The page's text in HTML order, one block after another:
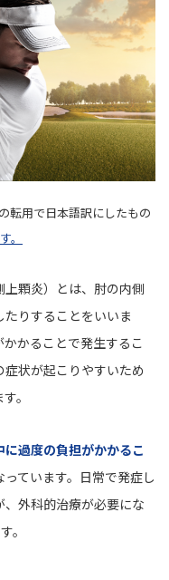
転用で日本語訳にしたもの
。
顆炎）とは、肘の内側
りすることをいいま
かることで発生するこ
状が起こりやすいため
。
に過度の負担がかかるこ
ています。日常で発症し
外科的治療が必要にな
。